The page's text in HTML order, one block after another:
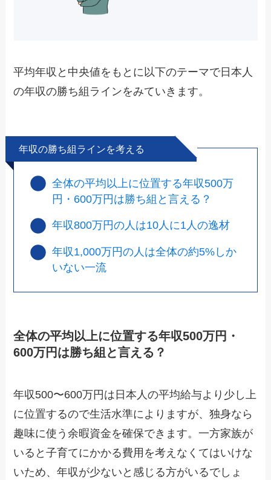
平均年収と中央値をもとに以下のテーマで日本人
の年収の勝ち組ラインをみていきます。
年収の勝ち組ラインを考える
全体の平均以上に位置する年収500万
円・600万円は勝ち組と言える？
年収800万円の人は10人に1人の逸材
年収1,000万円の人は全体の約5%しか
いない一流
全体の平均以上に位置する年収500万円・
600万円は勝ち組と言える？
年収500〜600万円は日本人の平均給与より少し上
に位置するので生活水準によりますが、独身なら
趣味に使う余暇資金を確保できます。一方家族が
いると子育てにかかる費用を考えなくてはいけな
いため、年収が少ないと感じる方がいるでしょ